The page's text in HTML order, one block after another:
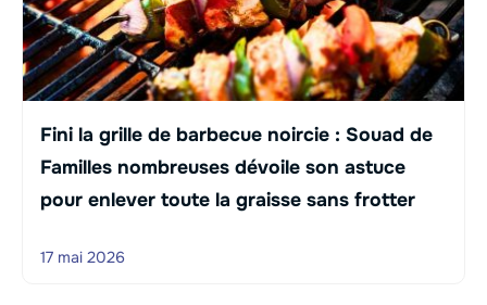
Fini la grille de barbecue noircie : Souad de
Familles nombreuses dévoile son astuce
pour enlever toute la graisse sans frotter
17 mai 2026